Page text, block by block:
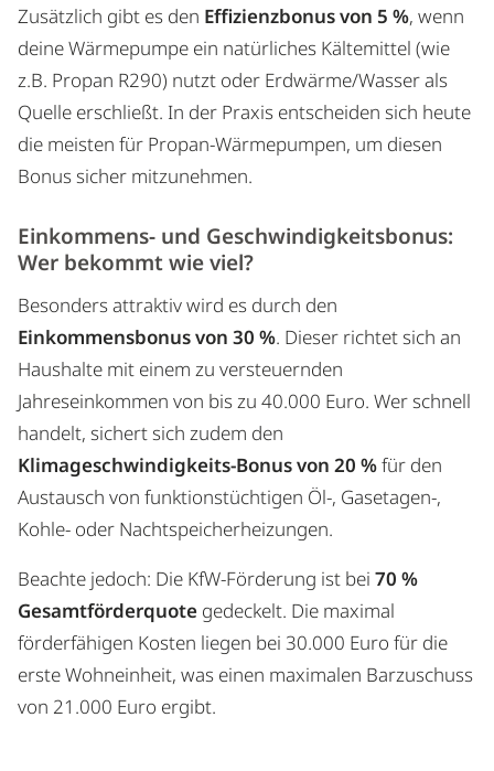
Zusätzlich gibt es den Effizienzbonus von 5 %, wenn
deine Wärmepumpe ein natürliches Kältemittel (wie
z.B. Propan R290) nutzt oder Erdwärme/Wasser als
Quelle erschließt. In der Praxis entscheiden sich heute
die meisten für Propan-Wärmepumpen, um diesen
Bonus sicher mitzunehmen.
Einkommens- und Geschwindigkeitsbonus:
Wer bekommt wie viel?
Besonders attraktiv wird es durch den
Einkommensbonus von 30 %. Dieser richtet sich an
Haushalte mit einem zu versteuernden
Jahreseinkommen von bis zu 40.000 Euro. Wer schnell
handelt, sichert sich zudem den
Klimageschwindigkeits-Bonus von 20 %für den
Austausch von funktionstüchtigen Öl-, Gasetagen-,
Kohle- oder Nachtspeicherheizungen.
Beachte jedoch: Die KfW-Förderung ist bei70 %
Gesamtförderquotegedeckelt. Die maximal
förderfähigen Kosten liegen bei 30.000 Euro für die
erste Wohneinheit, was einen maximalen Barzuschuss
von 21.000 Euro ergibt.